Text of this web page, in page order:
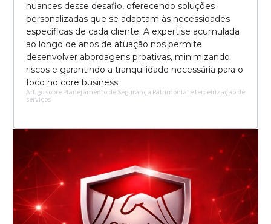
nuances desse desafio, oferecendo soluções
personalizadas que se adaptam às necessidades
específicas de cada cliente. A expertise acumulada
ao longo de anos de atuação nos permite
desenvolver abordagens proativas, minimizando
riscos e garantindo a tranquilidade necessária para o
foco no core business.
Artigo sobre Planejamento de Segurança Patrimonial e terceirização de
serviços